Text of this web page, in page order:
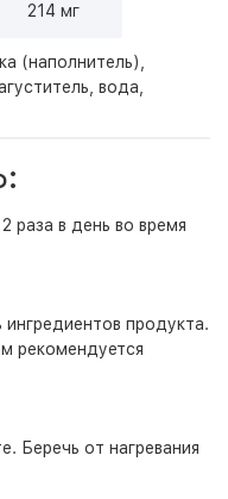
214 мг
(наполнитель),
вода,
раза в день во время
продукта.
рекомендуется
Беречь от нагревания